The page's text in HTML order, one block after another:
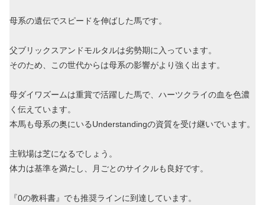
母系の遺伝でスピードを伸ばした馬です。
父ブリックスアンドモルタルは劣勢期に入っています。
そのため、この世代からは母系の影響がより強く出ます。
母ダイワズームは重賞で活躍した馬で、ハーツクライの血を色濃
く伝えています。
本馬も母系の奥にいるUnderstandingの資質を受け継いでいます。
主戦場は芝になるでしょう。
体力は基準を満たし、月ごとのサイクルも良好です。
『0の教科書』でも推奨ラインに到達しています。